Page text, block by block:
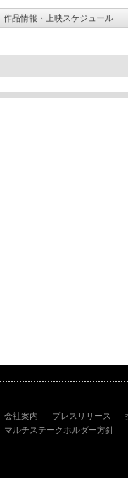
作品情報・上映スケジュール
会社案内 プレスリリース
マルチステークホルダー方針